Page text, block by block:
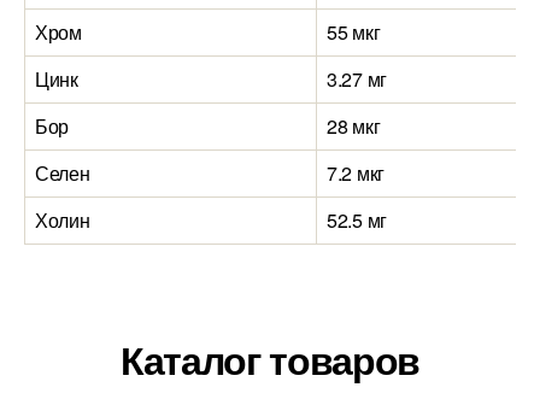
Хром
55 мкг
Цинк
3.27 мг
Бор
28 мкг
Селен
7.2 мкг
Холин
52.5 мг
Каталог товаров